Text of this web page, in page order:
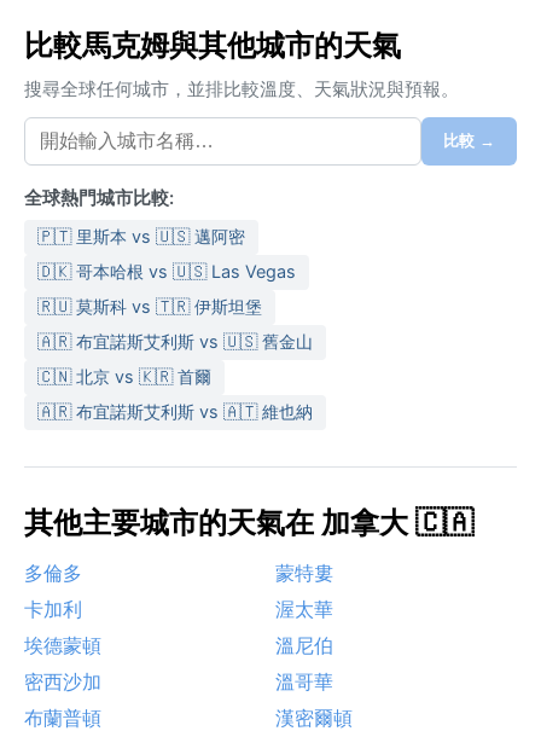
比較馬克姆與其他城市的天氣
搜尋全球任何城市，並排比較溫度、天氣狀況與預報。
比較 →
全球熱門城市比較:
🇵🇹 里斯本 vs 🇺🇸 邁阿密
🇩🇰 哥本哈根 vs 🇺🇸 Las Vegas
🇷🇺 莫斯科 vs 🇹🇷 伊斯坦堡
🇦🇷 布宜諾斯艾利斯 vs 🇺🇸 舊金山
🇨🇳 北京 vs 🇰🇷 首爾
🇦🇷 布宜諾斯艾利斯 vs 🇦🇹 維也納
其他主要城市的天氣在 加拿大 🇨🇦
多倫多
蒙特婁
卡加利
渥太華
埃德蒙頓
溫尼伯
密西沙加
溫哥華
布蘭普頓
漢密爾頓